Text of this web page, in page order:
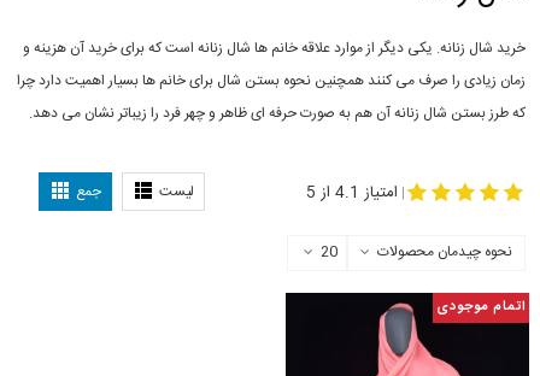
خرید شال زنانه. یکی دیگر از موارد علاقه خانم ها شال زنانه است که برای خرید آن هزینه و
زمان زیادی را صرف می کنند همچنین نحوه بستن شال برای خانم ها بسیار اهمیت دارد چرا
که طرز بستن شال زنانه آن هم به صورت حرفه ای ظاهر و چهر فرد را زیباتر نشان می دهد.
لیست جمع | امتیاز 4.1 از 5
نحوه چیدمان محصولات 20
اتمام موجودی